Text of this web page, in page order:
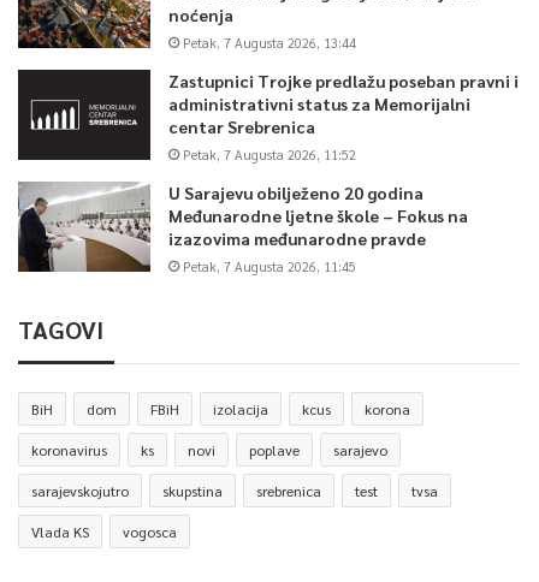
noćenja
Petak, 7 Augusta 2026, 13:44
Zastupnici Trojke predlažu poseban pravni i
administrativni status za Memorijalni
centar Srebrenica
Petak, 7 Augusta 2026, 11:52
U Sarajevu obilježeno 20 godina
Međunarodne ljetne škole – Fokus na
izazovima međunarodne pravde
Petak, 7 Augusta 2026, 11:45
TAGOVI
BiH dom FBiH izolacija kcus korona
koronavirus ks novi poplave sarajevo
sarajevskojutro skupstina srebrenica test tvsa
Vlada KS vogosca